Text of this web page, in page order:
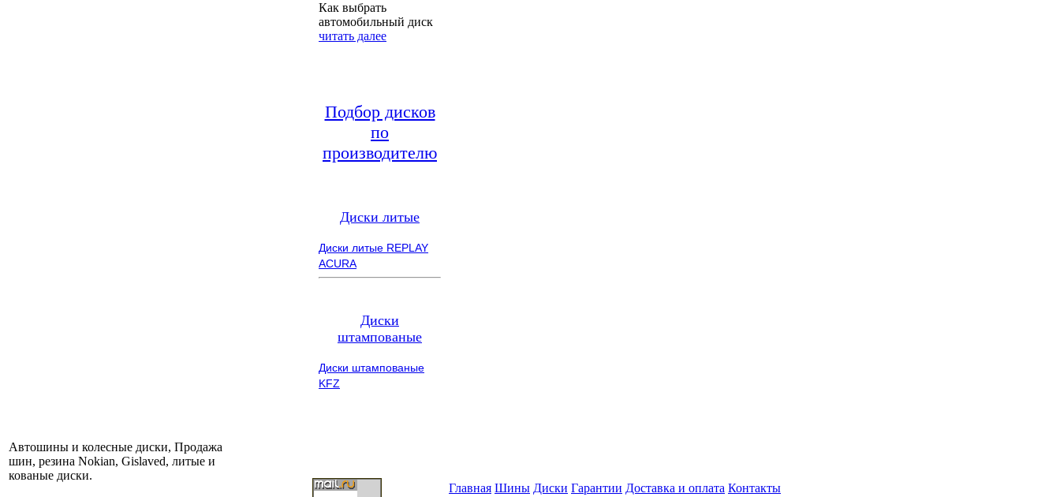
Как выбрать
автомобильный диск
читать далее
Подбор дисков
по
производителю
Диски литые
Диски литые REPLAY
ACURA
Диски
штампованые
Диски штампованые
KFZ
Автошины и колесные диски, Продажа
шин, резина Nokian, Gislaved, литые и
кованые диски.
Главная Шины Диски Гарантии Доставка и оплата Контакты